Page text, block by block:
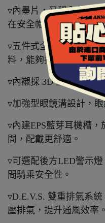
▿內墨片，又稱內藏鏡
在安全帽內的太陽眼鏡
▿五件式全可拆內襯，
料，能夠排除體表溼氣
▿內襯採 3D 立體剪裁設
▿加強型眼鏡溝設計，眼
▿內建EPS藍芽耳機槽
間，配戴更舒適。
▿可選配後方LED警示
間騎乘安全性。
▿D.E.V.S. 雙重排氣系
壓排氣，提升通風效率。